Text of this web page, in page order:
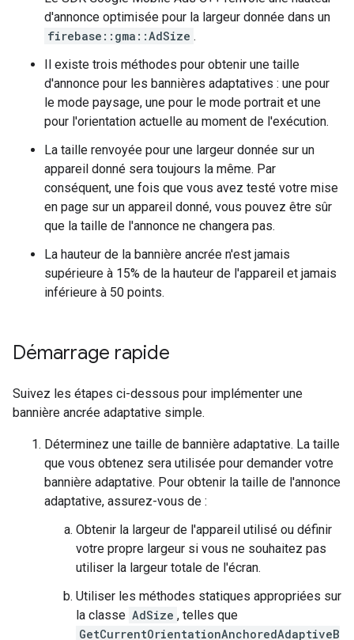
d'annonce optimisée pour la largeur donnée dans un
firebase::gma::AdSize .
Il existe trois méthodes pour obtenir une taille
d'annonce pour les bannières adaptatives : une pour
le mode paysage, une pour le mode portrait et une
pour l'orientation actuelle au moment de l'exécution.
La taille renvoyée pour une largeur donnée sur un
appareil donné sera toujours la même. Par
conséquent, une fois que vous avez testé votre mise
en page sur un appareil donné, vous pouvez être sûr
que la taille de l'annonce ne changera pas.
La hauteur de la bannière ancrée n'est jamais
supérieure à 15% de la hauteur de l'appareil et jamais
inférieure à 50 points.
Démarrage rapide
Suivez les étapes ci-dessous pour implémenter une
bannière ancrée adaptative simple.
Déterminez une taille de bannière adaptative. La taille
que vous obtenez sera utilisée pour demander votre
bannière adaptative. Pour obtenir la taille de l'annonce
adaptative, assurez-vous de :
Obtenir la largeur de l'appareil utilisé ou définir
votre propre largeur si vous ne souhaitez pas
utiliser la largeur totale de l'écran.
Utiliser les méthodes statiques appropriées sur
la classe AdSize , telles que
GetCurrentOrientationAnchoredAdaptiveB